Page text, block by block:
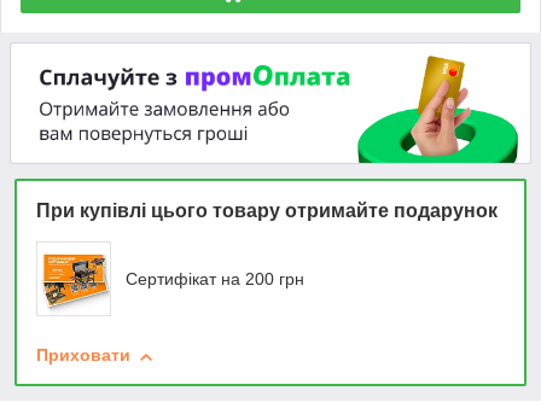
При купівлі цього товару отримайте подарунок
Сертифікат на 200 грн
Приховати